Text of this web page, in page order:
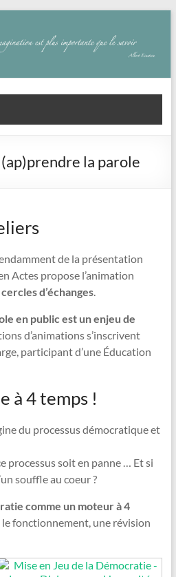
la parole
de la présentation
Actes propose l’animation
d’échanges.
en public est un enjeu de
d’animations s’inscrivent
participant d’une Éducation
à 4 temps !
du processus démocratique et
processus soit en panne … Et si
souffle au coeur ?
comme un moteur à 4
fonctionnement, une révision